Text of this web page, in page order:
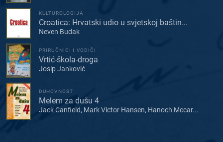
KULTUROLOGIJA
Croatica: Hrvatski udio u svjetskoj baštin...
Neven Budak
PRIRUČNICI I VODIČI
Vrtić-škola-droga
Josip Janković
DUHOVNOST
Melem za dušu 4
Jack Canfield, Mark Victor Hansen, Hanoch Mccar...